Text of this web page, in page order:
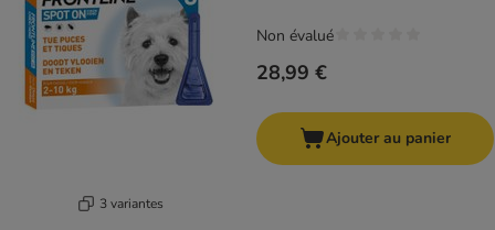
3 variantes
28,99 €
Non évalué
Ajouter au panier